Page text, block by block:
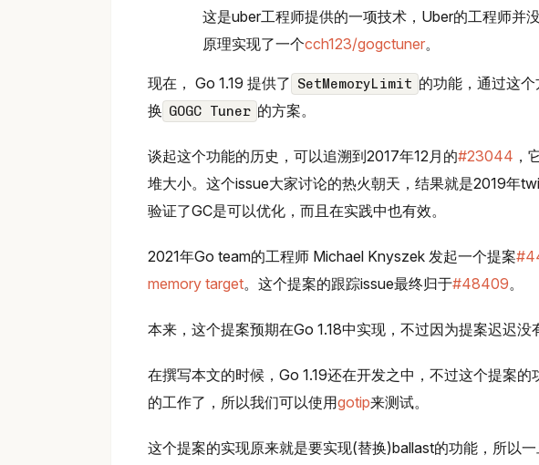
这是uber工程师提供的一项技术，Uber的工程师并
原理实现了一个cch123/gogctuner。
现在， Go 1.19 提供了 SetMemoryLimit 的功能，通过这
换 GOGC Tuner 的方案。
谈起这个功能的历史，可以追溯到2017年12月的#23044 ，
堆大小。这个issue大家讨论的热火朝天，结果就是2019年
验证了GC是可以优化，而且在实践中也有效。
2021年Go team的工程师 Michael Knyszek 发起一个提案
memory target。这个提案的跟踪issue最终归于#48409。
本来，这个提案预期在Go 1.18中实现，不过因为提案迟迟没
在撰写本文的时候，Go 1.19还在开发之中，不过这个提案
的工作了，所以我们可以使用gotip来测试。
这个提案的实现原来就是要实现(替换)ballast的功能，所以